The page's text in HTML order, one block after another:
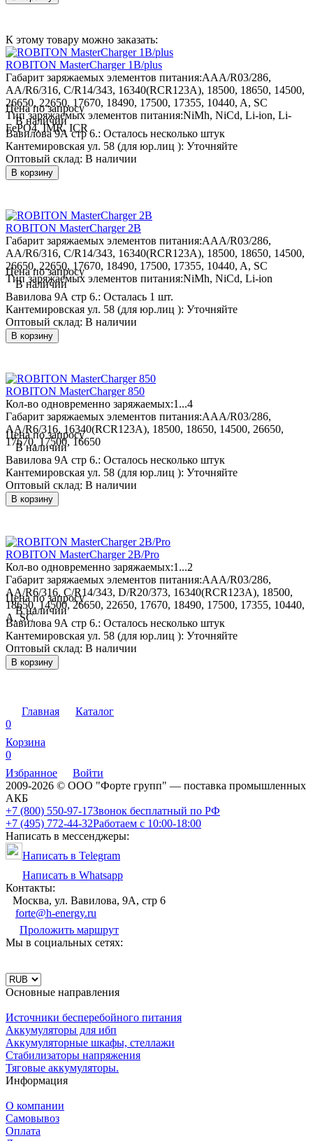
К этому товару можно заказать:
ROBITON MasterCharger 1B/plus
Габарит заряжаемых элементов питания:AAA/R03/286,
AA/R6/316, C/R14/343, 16340(RCR123A), 18500, 18650, 14500,
26650, 22650, 17670, 18490, 17500, 17355, 10440, A, SC
Тип заряжаемых элементов питания:NiMh, NiCd, Li-ion, Li-
FePO4, IMR, ICR
Цена по запросу
В наличии
Вавилова 9А стр 6.: Осталось несколько штук
Кантемировская ул. 58 (для юр.лиц ): Уточняйте
Оптовый склад: В наличии
В корзину
ROBITON MasterCharger 2B
Габарит заряжаемых элементов питания:AAA/R03/286,
AA/R6/316, C/R14/343, 16340(RCR123A), 18500, 18650, 14500,
26650, 22650, 17670, 18490, 17500, 17355, 10440, A, SC
Тип заряжаемых элементов питания:NiMh, NiCd, Li-ion
Цена по запросу
В наличии
Вавилова 9А стр 6.: Осталась 1 шт.
Кантемировская ул. 58 (для юр.лиц ): Уточняйте
Оптовый склад: В наличии
В корзину
ROBITON MasterCharger 850
Кол-во одновременно заряжаемых:1...4
Габарит заряжаемых элементов питания:AAA/R03/286,
AA/R6/316, 16340(RCR123A), 18500, 18650, 14500, 26650,
17670, 17500, 16650
Цена по запросу
В наличии
Вавилова 9А стр 6.: Осталось несколько штук
Кантемировская ул. 58 (для юр.лиц ): Уточняйте
Оптовый склад: В наличии
В корзину
ROBITON MasterCharger 2B/Pro
Кол-во одновременно заряжаемых:1...2
Габарит заряжаемых элементов питания:AAA/R03/286,
AA/R6/316, C/R14/343, D/R20/373, 16340(RCR123A), 18500,
18650, 14500, 26650, 22650, 17670, 18490, 17500, 17355, 10440,
A, SC
Цена по запросу
В наличии
Вавилова 9А стр 6.: Осталось несколько штук
Кантемировская ул. 58 (для юр.лиц ): Уточняйте
Оптовый склад: В наличии
В корзину
Главная
Каталог
0
Корзина
0
Избранное
Войти
2009-2026 © ООО "Форте групп" — поставка промышленных
АКБ
+7 (800) 550-97-17Звонок бесплатный по РФ
+7 (495) 772-44-32Работаем с 10:00-18:00
Написать в мессенджеры:
Написать в Telegram
Написать в Whatsapp
Контакты:
Москва, ул. Вавилова, 9А, стр 6
forte@h-energy.ru
Проложить маршрут
Мы в социальных сетях:
Основные направления
Источники бесперебойного питания
Аккумуляторы для ибп
Аккумуляторные шкафы, стеллажи
Стабилизаторы напряжения
Тяговые аккумуляторы.
Информация
О компании
Самовывоз
Оплата